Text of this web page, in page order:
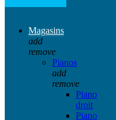
Magasins
add
remove
Pianos
add
remove
Piano
droit
Piano